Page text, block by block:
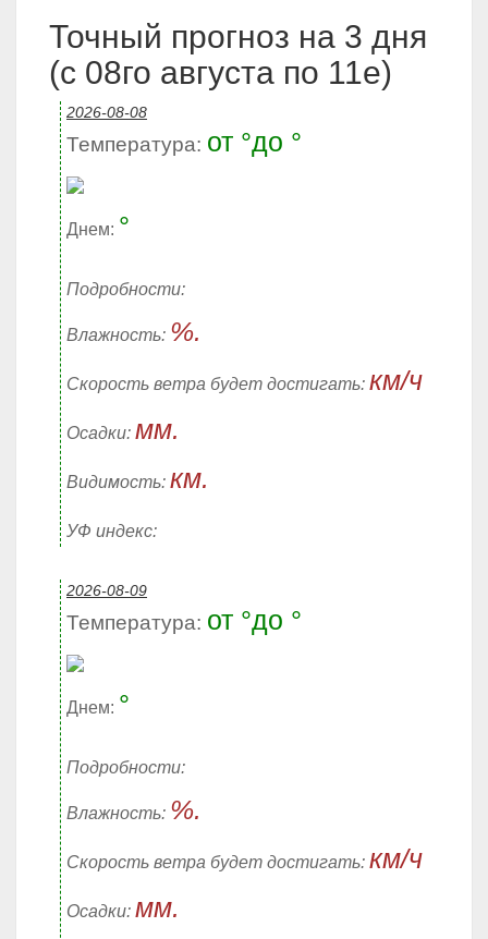
Точный прогноз на 3 дня
(с 08го августа по 11е)
2026-08-08
Температура: от °до °
Днем: °
Подробности:
Влажность: %.
Скорость ветра будет достигать: км/ч
Осадки: мм.
Видимость: км.
УФ индекс:
2026-08-09
Температура: от °до °
Днем: °
Подробности:
Влажность: %.
Скорость ветра будет достигать: км/ч
Осадки: мм.